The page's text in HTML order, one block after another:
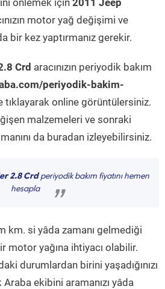
önlemek için 2011 Jeep
motor yağ değişimi ve
bir kez yaptırmanız gerekir.
Crd aracınızın periyodik bakım
periyodik-bakim-
tıklayarak online görüntülersiniz.
malzemeleri ve sonraki
da buradan izleyebilirsiniz.
2.8 Crdperiyodik bakım fiyatını hemen
hesapla
”
km. si yâda zamanı gelmediği
motor yağına ihtiyacı olabilir.
durumlardan birini yaşadığınızı
ekibini aramanızı yâda